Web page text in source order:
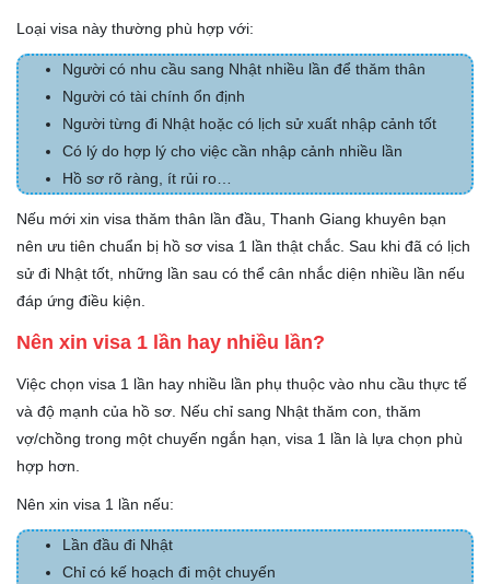
Loại visa này thường phù hợp với:
Người có nhu cầu sang Nhật nhiều lần để thăm thân
Người có tài chính ổn định
Người từng đi Nhật hoặc có lịch sử xuất nhập cảnh tốt
Có lý do hợp lý cho việc cần nhập cảnh nhiều lần
Hồ sơ rõ ràng, ít rủi ro…
Nếu mới xin visa thăm thân lần đầu, Thanh Giang khuyên bạn
nên ưu tiên chuẩn bị hồ sơ visa 1 lần thật chắc. Sau khi đã có lịch
sử đi Nhật tốt, những lần sau có thể cân nhắc diện nhiều lần nếu
đáp ứng điều kiện.
Nên xin visa 1 lần hay nhiều lần?
Việc chọn visa 1 lần hay nhiều lần phụ thuộc vào nhu cầu thực tế
và độ mạnh của hồ sơ. Nếu chỉ sang Nhật thăm con, thăm
vợ/chồng trong một chuyến ngắn hạn, visa 1 lần là lựa chọn phù
hợp hơn.
Nên xin visa 1 lần nếu:
Lần đầu đi Nhật
Chỉ có kế hoạch đi một chuyến